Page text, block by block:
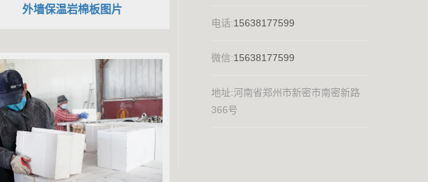
外墙保温岩棉板图片
电话:15638177599
微信:15638177599
地址:河南省郑州市新密市南密新路
366号